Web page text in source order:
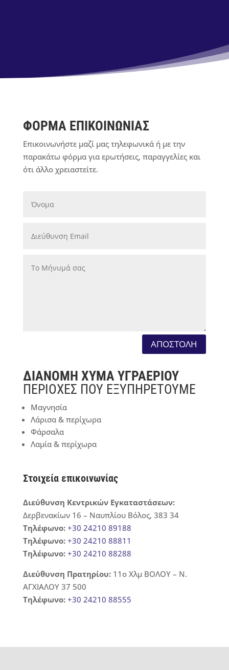
ΦΟΡΜΑ ΕΠΙΚΟΙΝΩΝΙΑΣ
Επικοινωνήστε μαζί μας τηλεφωνικά ή με την
παρακάτω φόρμα για ερωτήσεις, παραγγελίες και
ότι άλλο χρειαστείτε.
ΑΠΟΣΤΟΛΗ
ΔΙΑΝΟΜΗ ΧΥΜΑ ΥΓΡΑΕΡΙΟΥ
ΠΕΡΙΟΧΕΣ ΠΟΥ ΕΞΥΠΗΡΕΤΟΥΜΕ
Μαγνησία
Λάρισα & περίχωρα
Φάρσαλα
Λαμία & περίχωρα
Στοιχεία επικοινωνίας
Διεύθυνση Κεντρικών Εγκαταστάσεων:
Δερβενακίων 16 – Ναυπλίου Βόλος, 383 34
Τηλέφωνο: +30 24210 89188
Τηλέφωνο: +30 24210 88811
Τηλέφωνο: +30 24210 88288
Διεύθυνση Πρατηρίου:11ο Χλμ ΒΟΛΟΥ – Ν.
ΑΓΧΙΑΛΟΥ 37 500
Τηλέφωνο: +30 24210 88555